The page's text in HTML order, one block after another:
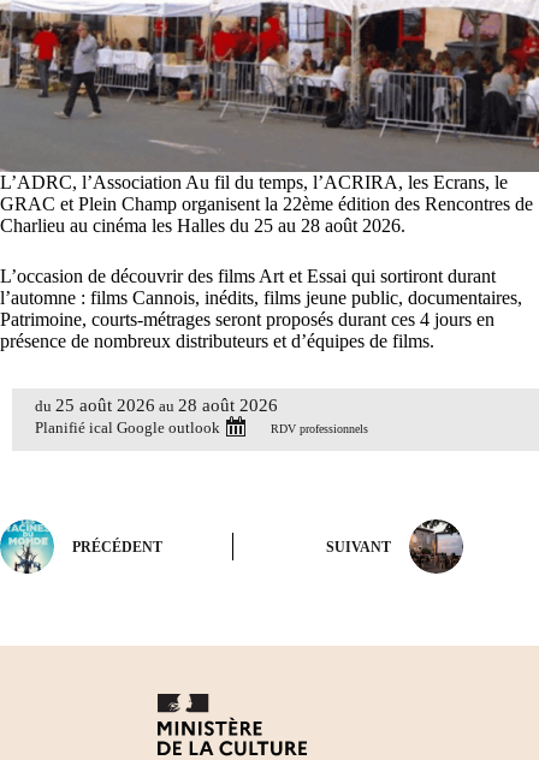
L’ADRC, l’Association Au fil du temps, l’ACRIRA, les Ecrans, le
GRAC et Plein Champ organisent la 22ème édition des Rencontres de
Charlieu au cinéma les Halles du 25 au 28 août 2026.
L’occasion de découvrir des films Art et Essai qui sortiront durant
l’automne : films Cannois, inédits, films jeune public, documentaires,
Patrimoine, courts-métrages seront proposés durant ces 4 jours en
présence de nombreux distributeurs et d’équipes de films.
du 25 août 2026 au 28 août 2026
Planifié ical Google outlook RDV professionnels
PRÉCÉDENT SUIVANT